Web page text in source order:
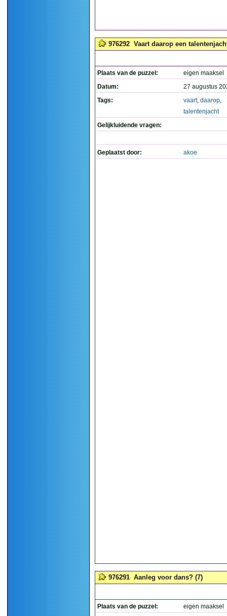
976292 Vaart daarop een
Plaats van de puzzel:
eigen maaksel
Datum:
27 augustus
Tags:
vaart, daarop,
talentenjacht
Gelijkluidende vragen:
Geplaatst door: akoe
976291 Aanleg voor dans? (7)
Plaats van de puzzel:
eigen maaksel